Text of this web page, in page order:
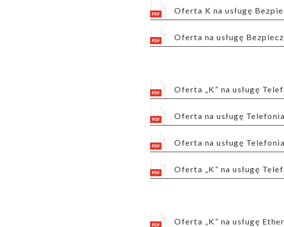
Oferta K na usługę
Oferta na usługę
Oferta „K” na usługę
Oferta na usługę
Oferta na usługę
Oferta „K” na usługę
Oferta „K” na usługę